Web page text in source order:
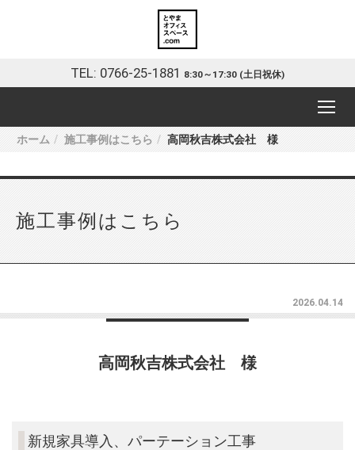
TEL: 0766-25-1881 8:30～17:30 (土日祝休)
ホーム 施工事例はこちら 高岡秋吉株式会社 様
施工事例はこちら
2026.04.14
高岡秋吉株式会社 様
新規家具導入、パーテーション工事